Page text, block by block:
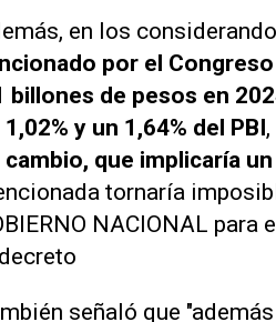
en los
por el
billones de pesos en
1,02% y un 1,64% del PBI
cambio, que implicaría
tornaría
NACIONAL
señaló que